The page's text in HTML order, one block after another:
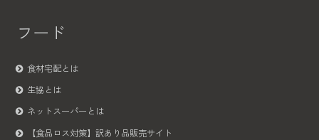
フード
食材宅配とは
生協とは
ネットスーパーとは
【食品ロス対策】訳あり品販売サイト